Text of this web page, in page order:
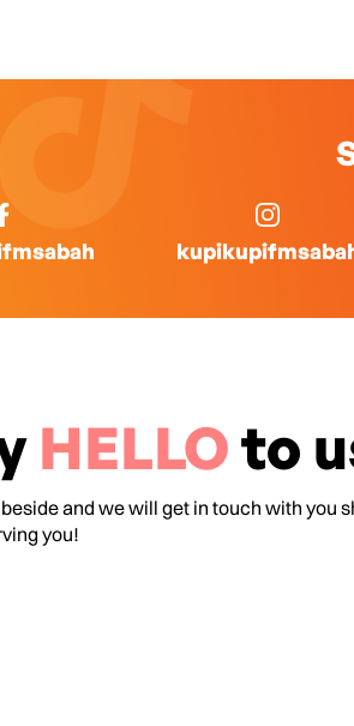
HELLOto
and we will get in touch with you
you!